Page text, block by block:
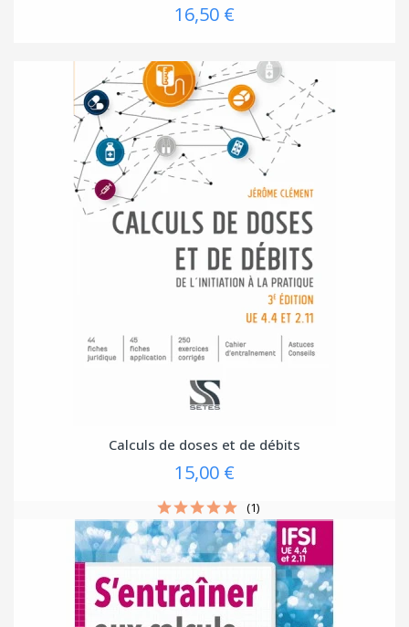
16,50 €
Calculs de doses et de débits
15,00 €
(1)